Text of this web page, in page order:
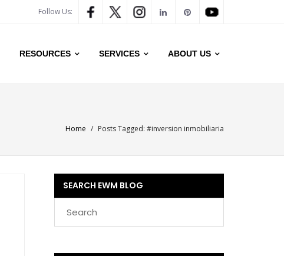
Follow Us:
RESOURCES SERVICES ABOUT US
Home / Posts Tagged: #inversion inmobiliaria
SEARCH EWM BLOG